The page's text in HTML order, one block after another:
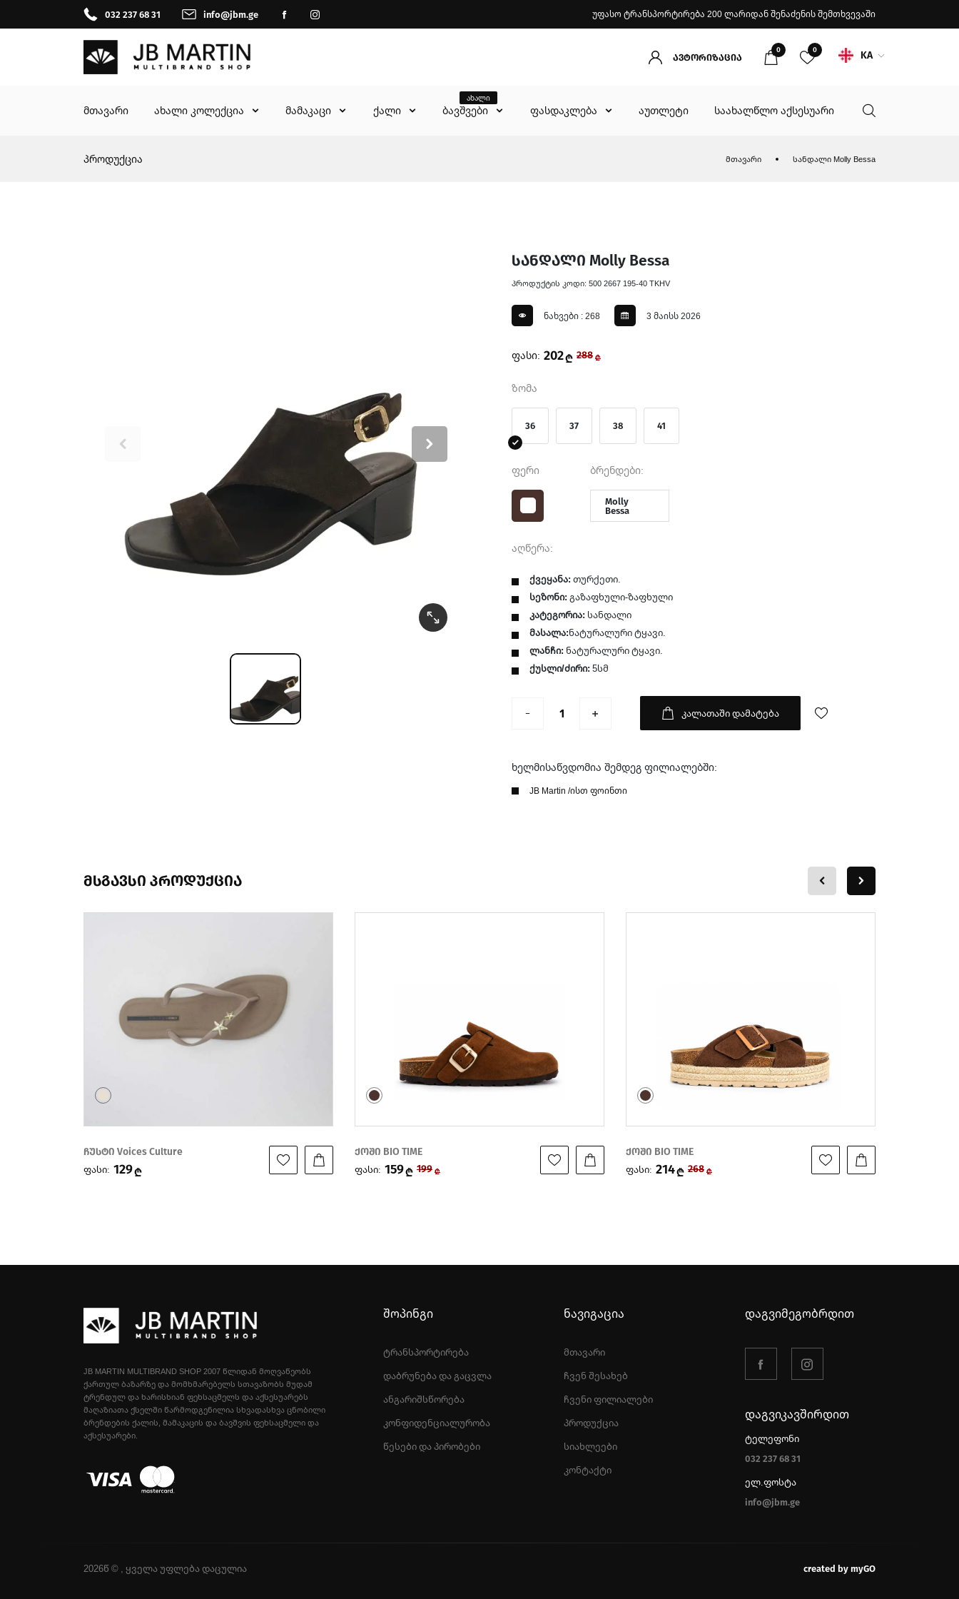
032 237 68 31 info@jbm.ge უფასო ტრანსპორტირება 200 ლარიდან შენაძენის შემთხვევაში
ავტორიზაცია
0 0 KA
მთავარი ახალი კოლექცია მამაკაცი ქალი ბავშვები
ახალი
ფასდაკლება აუთლეტი საახალწლო აქსესუარი
პროდუქცია მთავარი სანდალი Molly Bessa
სანდალი Molly Bessa
პროდუქტის კოდი: 500 2667 195-40 TKHV
ნახვები : 268 3 მაისს 2026
ფასი: 202₾ 288 ₾
ზომა
36 37 38 41
ფერი ბრენდები:
Molly
Bessa
აღწერა:
ქვეყანა: თურქეთი.
სეზონი: გაზაფხული-ზაფხული
კატეგორია: სანდალი
მასალა:ნატურალური ტყავი.
ლანჩი: ნატურალური ტყავი.
ქუსლი/ძირი: 5სმ
კალათაში დამატება
ხელმისაწვდომია შემდეგ ფილიალებში:
JB Martin /ისთ ფოინთი
მსგავსი პროდუქცია
ქოში BIO TIME
ფასი: 159₾
ქოში BIO TIME
ფასი: 214₾ 268 ₾
ქოში BIO TIME
ფასი: 180₾ 225 ₾
JB MARTIN MULTIBRAND SHOP 2007 ᲬᲚᲘᲓᲐᲜ ᲛᲝᲦᲕᲐᲬᲔᲝᲑᲡ
ᲥᲐᲠᲗᲣᲚ ᲑᲐᲖᲐᲠᲖᲔ ᲓᲐ ᲛᲝᲛᲮᲛᲐᲠᲔᲑᲔᲚᲡ ᲡᲗᲐᲕᲐᲖᲝᲑᲡ ᲛᲣᲓᲐᲛ
ᲢᲠᲔᲜᲓᲣᲚ ᲓᲐ ᲮᲐᲠᲘᲡᲮᲘᲐᲜ ᲤᲔᲮᲡᲐᲪᲛᲔᲚᲡ ᲓᲐ ᲐᲥᲡᲔᲡᲣᲐᲠᲔᲑᲡ
ᲛᲐᲦᲐᲖᲘᲐᲗᲐ ᲥᲡᲔᲚᲨᲘ ᲬᲐᲠᲛᲝᲓᲒᲔᲜᲘᲚᲘᲐ ᲡᲮᲕᲐᲓᲐᲡᲮᲕᲐ ᲪᲜᲝᲑᲘᲚᲘ
ᲑᲠᲔᲜᲓᲔᲑᲘᲡ ᲥᲐᲚᲘᲡ, ᲛᲐᲛᲐᲙᲐᲪᲘᲡ ᲓᲐ ᲑᲐᲕᲨᲕᲘᲡ ᲤᲔᲮᲡᲐᲪᲛᲔᲚᲘ ᲓᲐ
ᲐᲥᲡᲔᲡᲣᲐᲠᲔᲑᲘ.
შოპინგი
ტრანსპორტირება
დაბრუნება და გაცვლა
ანგარიშსწორება
კონფიდენციალურობა
წესები და პირობები
ნავიგაცია
მთავარი
ჩვენ შესახებ
ჩვენი ფილიალები
პროდუქცია
სიახლეები
კონტაქტი
დაგვიმეგობრდით
დაგვიკავშირდით
ტელეფონი
032 237 68 31
ელ.ფოსტა
info@jbm.ge
2026წ © , ყველა უფლება დაცულია created by myGO